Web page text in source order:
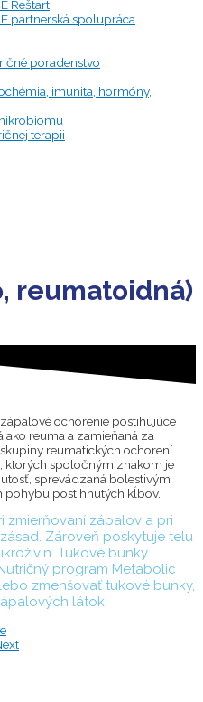
Reštart
partnerská spolupráca
poradenstvo
imunita, hormóny,
terapii
reumatoidná)
ochorenie postihujúce
ako reuma a zamieňaná za
reumatických ochorení
ktorých spoločným znakom je
sprevádzaná bolestivým
postihnutých kĺbov.
zmierňovaní zápalov a pri
Zároveň poskytuje telu
Tukové bunky
program Metabolic
zmenšovať tukové bunky,
látok.